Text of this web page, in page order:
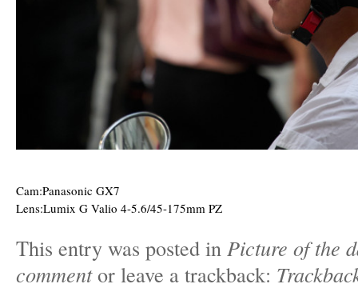
Cam:Panasonic GX7
Lens:Lumix G Valio 4-5.6/45-175mm PZ
This entry was posted in Picture of the
commentor leave a trackback: